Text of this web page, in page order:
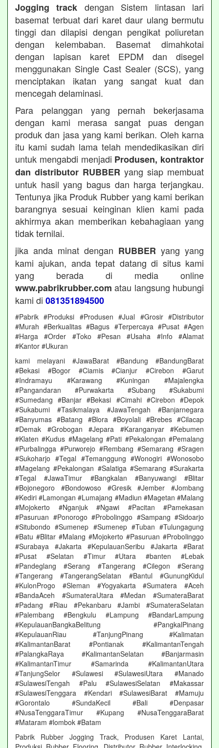
Jogging track dengan Sistem lintasan lari
basemat terbuat dari karet daur ulang bermutu
tinggi dan dilapisi dengan pengikat poliuretan
dengan kelembaban. Basemat dimahkotai
dengan lapisan karet EPDM dan disegel
menggunakan Single Cast Sealer (SCS), yang
menciptakan ikatan yang sangat kuat dan
mencegah delaminasi.
Para pelanggan yang pernah bekerjasama
dengan kami merasa sangat puas dengan
produk dan jasa yang kami berikan. Oleh karna
itu kami sudah lama telah mendedikasikan diri
untuk mengabdi menjadi Produsen, kontraktor
dan distributor RUBBER yang siap membuat
untuk hasil yang bagus dan harga terjangkau.
Tentunya jika Produk Rubber yang kami berikan
barangnya sesuai keinginan klien kami pada
akhirmya akan memberikan kebahagiaan yang
tidak ternilai.
jika anda minat dengan RUBBER yang yang
kami ajukan, anda tepat datang di situs kami
yang berada di media online
www.pabrikrubber.com atau langsung hubungi
kami di 081351894500
#Pabrik #Produksi #Produsen #Jual #Grosir #Distributor
#Murah #Berkualitas #Bagus #Terpercaya #Pusat #Agen
#Harga #Order #Toko #Pesan #Usaha #Info #Alamat
#Kantor #Ukuran
kami melayani #JawaBarat #Bandung #BandungBarat
#Bekasi #Bogor #Ciamis #Cianjur #Cirebon #Garut
#Indramayu #Karawang #Kuningan #Majalengka
#Pangandaran #Purwakarta #Subang #Sukabumi
#Sumedang #Banjar #Bekasi #Cimahi #Cirebon #Depok
#Sukabumi #Tasikmalaya #JawaTengah #Banjarnegara
#Banyumas #Batang #Blora #Boyolali #Brebes #Cilacap
#Demak #Grobogan #Jepara #Karanganyar #Kebumen
#Klaten #Kudus #Magelang #Pati #Pekalongan #Pemalang
#Purbalingga #Purworejo #Rembang #Semarang #Sragen
#Sukoharjo #Tegal #Temanggung #Wonogiri #Wonosobo
#Magelang #Pekalongan #Salatiga #Semarang #Surakarta
#Tegal #JawaTimur #Bangkalan #Banyuwangi #Blitar
#Bojonegoro #Bondowoso #Gresik #Jember #Jombang
#Kediri #Lamongan #Lumajang #Madiun #Magetan #Malang
#Mojokerto #Nganjuk #Ngawi #Pacitan #Pamekasan
#Pasuruan #Ponorogo #Probolinggo #Sampang #Sidoarjo
#Situbondo #Sumenep #Sumenep #Tuban #Tulungagung
#Batu #Blitar #Malang #Mojokerto #Pasuruan #Probolinggo
#Surabaya #Jakarta #KepulauanSeribu #Jakarta #Barat
#Pusat #Selatan #Timur #Utara #banten #Lebak
#Pandeglang #Serang #Tangerang #Cilegon #Serang
#Tangerang #TangerangSelatan #Bantul #GunungKidul
#KulonProgo #Sleman #Yogyakarta #Sumatera #Aceh
#BandaAceh #SumateraUtara #Medan #SumateraBarat
#Padang #Riau #Pekanbaru #Jambi #SumateraSelatan
#Palembang #Bengkulu #Lampung #BandarLampung
#KepulauanBangkaBelitung #PangkalPinang
#KepulauanRiau #TanjungPinang #Kalimatan
#KalimantanBarat #Pontianak #KalimantanTengah
#PalangkaRaya #KalimantanSelatan #Banjarmasin
#KalimantanTimur #Samarinda #KalimantanUtara
#TanjungSelor #Sulawesi #SulawesiUtara #Manado
#SulawesiTengah #Palu #SulawesiSelatan #Makassar
#SulawesiTenggara #Kendari #SulawesiBarat #Mamuju
#Gorontalo #SundaKecil #Bali #Denpasar
#NusaTenggaraTimur #Kupang #NusaTenggaraBarat
#Mataram #lombok #Batam
Pabrik Rubber Jogging Track, Produsen Karet Lantai,